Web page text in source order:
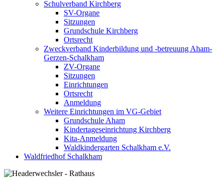
Schulverband Kirchberg
SV-Organe
Sitzungen
Grundschule Kirchberg
Ortsrecht
Zweckverband Kinderbildung und -betreuung Aham-
Gerzen-Schalkham
ZV-Organe
Sitzungen
Einrichtungen
Ortsrecht
Anmeldung
Weitere Einrichtungen im VG-Gebiet
Grundschule Aham
Kindertageseinrichtung Kirchberg
Kita-Anmeldung
Waldkindergarten Schalkham e.V.
Waldfriedhof Schalkham